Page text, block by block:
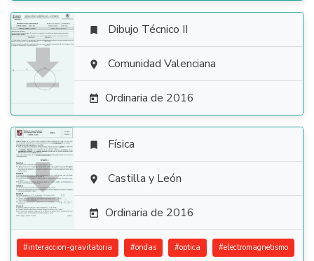

 Dibujo Técnico II
 Comunidad Valenciana
 Ordinaria de 2016

 Física
 Castilla y León
 Ordinaria de 2016
#interaccion-gravitatoria #ondas #optica #electromagnetismo